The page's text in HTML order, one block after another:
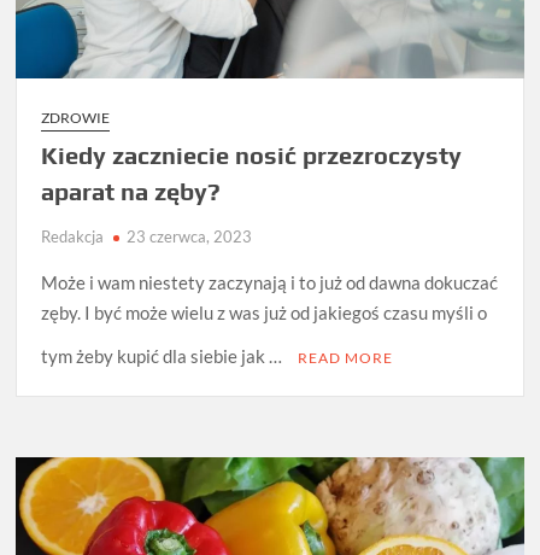
ZDROWIE
Kiedy zaczniecie nosić przezroczysty
aparat na zęby?
Redakcja 23 czerwca, 2023
Może i wam niestety zaczynają i to już od dawna dokuczać
zęby. I być może wielu z was już od jakiegoś czasu myśli o
tym żeby kupić dla siebie jak …
READ MORE